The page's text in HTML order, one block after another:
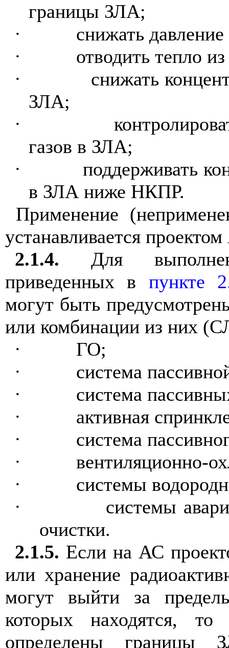
границы ЗЛА;
·
снижать
·
отводить тепло
·
снижать
ЗЛА;
·
газов в ЗЛА;
·
поддерживать
в ЗЛА ниже НКПР.
Применение
устанавливается
2.1.4. Для
приведенных в пункте
могут быть
или комбинации из них
·
ГО;
·
система
·
система
·
активная
·
система
·
вентиляционно-
·
системы
·
системы
очистки.
2.1.5. Если на АС
или хранение
могут выйти за
которых находятся,
определены границы